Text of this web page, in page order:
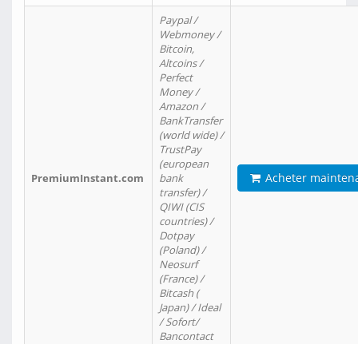
PremiumInstant.com
Paypal /
Webmoney /
Bitcoin,
Altcoins /
Perfect
Money /
Amazon /
BankTransfer
(world wide) /
TrustPay
(european
bank
transfer) /
QIWI (CIS
countries) /
Dotpay
(Poland) /
Neosurf
(France) /
Bitcash (
Japan) / Ideal
/ Sofort/
Bancontact
Acheter